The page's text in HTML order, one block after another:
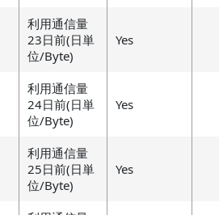
利用通信量
23日前(日単
位/Byte)
Yes
利用通信量
24日前(日単
位/Byte)
Yes
利用通信量
25日前(日単
位/Byte)
Yes